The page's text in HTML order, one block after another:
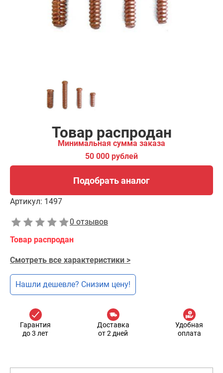
Товар распродан
Минимальная сумма заказа
50 000 рублей
Подобрать аналог
Артикул: 1497
0 отзывов
Товар распродан
Смотреть все характеристики >
Нашли дешевле? Снизим цену!
Гарантия
до 3 лет
Доставка
от 2 дней
Удобная
оплата
Подобрать аналог